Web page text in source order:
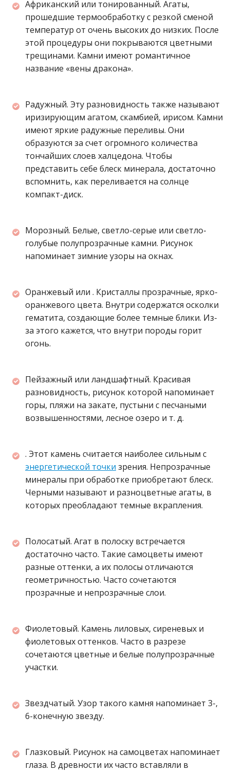
Африканский или тонированный. Агаты,
прошедшие термообработку с резкой сменой
температур от очень высоких до низких. После
этой процедуры они покрываются цветными
трещинами. Камни имеют романтичное
название «вены дракона».
Радужный. Эту разновидность также называют
иризирующим агатом, скамбией, ирисом. Камни
имеют яркие радужные переливы. Они
образуются за счет огромного количества
тончайших слоев халцедона. Чтобы
представить себе блеск минерала, достаточно
вспомнить, как переливается на солнце
компакт-диск.
Морозный. Белые, светло-серые или светло-
голубые полупрозрачные камни. Рисунок
напоминает зимние узоры на окнах.
Оранжевый или . Кристаллы прозрачные, ярко-
оранжевого цвета. Внутри содержатся осколки
гематита, создающие более темные блики. Из-
за этого кажется, что внутри породы горит
огонь.
Пейзажный или ландшафтный. Красивая
разновидность, рисунок которой напоминает
горы, пляжи на закате, пустыни с песчаными
возвышенностями, лесное озеро и т. д.
. Этот камень считается наиболее сильным с
энергетической точки зрения. Непрозрачные
минералы при обработке приобретают блеск.
Черными называют и разноцветные агаты, в
которых преобладают темные вкрапления.
Полосатый. Агат в полоску встречается
достаточно часто. Такие самоцветы имеют
разные оттенки, а их полосы отличаются
геометричностью. Часто сочетаются
прозрачные и непрозрачные слои.
Фиолетовый. Камень лиловых, сиреневых и
фиолетовых оттенков. Часто в разрезе
сочетаются цветные и белые полупрозрачные
участки.
Звездчатый. Узор такого камня напоминает 3-,
6-конечную звезду.
Глазковый. Рисунок на самоцветах напоминает
глаза. В древности их часто вставляли в